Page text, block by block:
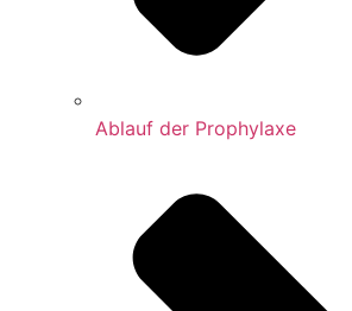
Ablauf der Prophylaxe